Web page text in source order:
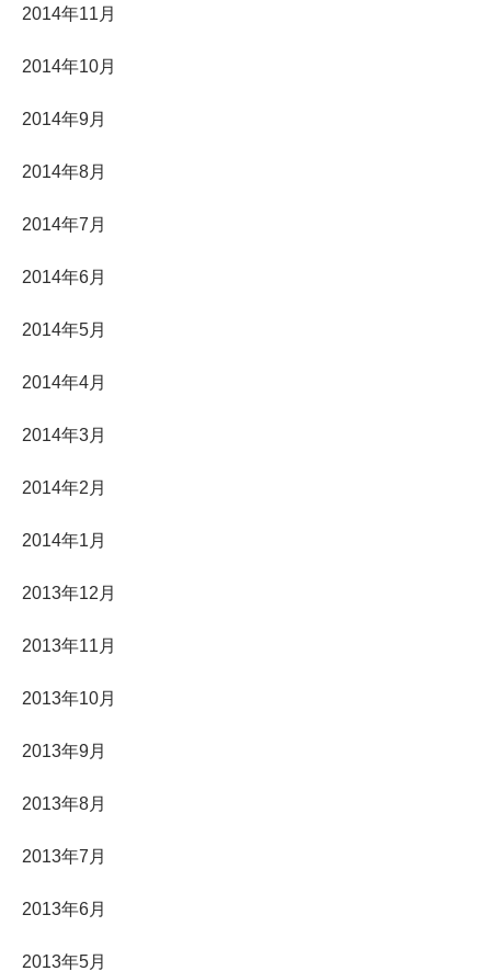
2014年11月
2014年10月
2014年9月
2014年8月
2014年7月
2014年6月
2014年5月
2014年4月
2014年3月
2014年2月
2014年1月
2013年12月
2013年11月
2013年10月
2013年9月
2013年8月
2013年7月
2013年6月
2013年5月